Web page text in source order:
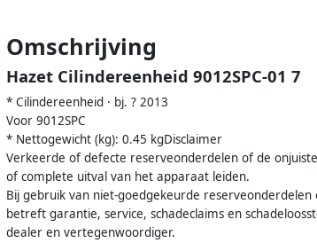
Omschrijving
Hazet Cilindereenheid 9012SPC-01 7
* Cilindereenheid · bj. ? 2013
Voor 9012SPC
* Nettogewicht (kg): 0.45 kgDisclaimer
Verkeerde of defecte reserveonderdelen of de
of complete uitval van het apparaat leiden.
Bij gebruik van niet-goedgekeurde
betreft garantie, service, schadeclaims en
dealer en vertegenwoordiger.